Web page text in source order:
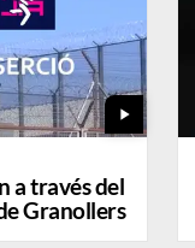
play_arrow
a través del
Granollers